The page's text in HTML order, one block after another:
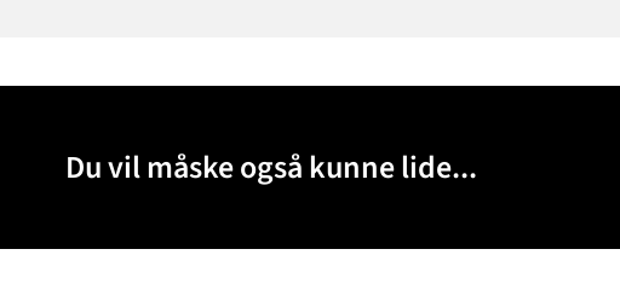
Du vil måske også kunne lide...